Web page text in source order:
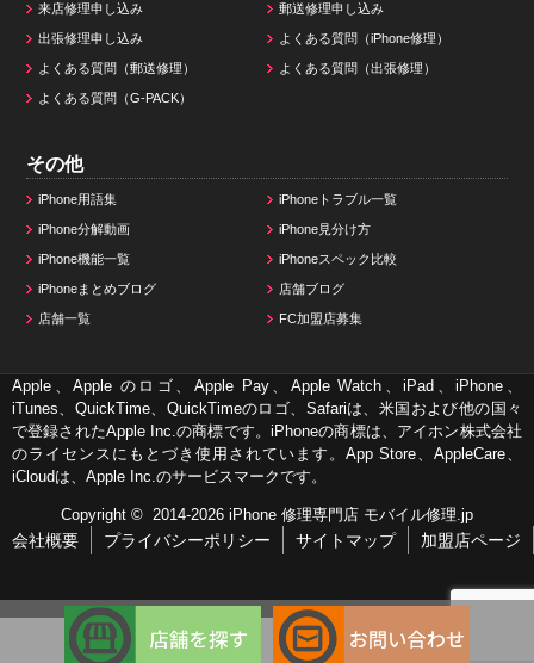
来店修理申し込み 郵送修理申し込み
出張修理申し込み よくある質問（iPhone修理）
よくある質問（郵送修理） よくある質問（出張修理）
よくある質問（G-PACK）
その他
iPhone用語集 iPhoneトラブル一覧
iPhone分解動画 iPhone見分け方
iPhone機能一覧 iPhoneスペック比較
iPhoneまとめブログ 店舗ブログ
店舗一覧 FC加盟店募集
Apple、Apple のロゴ、Apple Pay、Apple Watch、iPad、iPhone、
iTunes、QuickTime、QuickTimeのロゴ、Safariは、米国および他の国々
で登録されたApple Inc.の商標です。iPhoneの商標は、アイホン株式会社
のライセンスにもとづき使用されています。App Store、AppleCare、
iCloudは、Apple Inc.のサービスマークです。
Copyright © 2014-2026 iPhone 修理専門店 モバイル修理.jp
会社概要 プライバシーポリシー サイトマップ 加盟店ページ